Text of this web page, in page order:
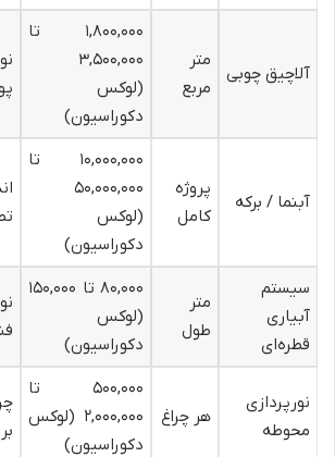
آلاچیق چوبی
متر
مربع
۱,۸۰۰,۰۰۰ تا
۳,۵۰۰,۰۰۰
(لوکس
دکوراسیون)
آبنما / برکه
پروژه
کامل
۱۰,۰۰۰,۰۰۰ تا
۵۰,۰۰۰,۰۰۰
(لوکس
دکوراسیون)
سیستم
آبیاری
قطره‌ای
متر
طول
۸۰,۰۰۰ تا ۱۵۰,۰۰۰
(لوکس
دکوراسیون)
نورپردازی
محوطه
هر چراغ
۵۰۰,۰۰۰ تا
۲,۰۰۰,۰۰۰ (
لوکس
دکوراسیون)